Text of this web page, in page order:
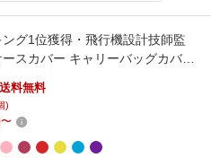
ング1位獲得・飛行機設計技師監
スカバー キャリーバッグカバー
しゃれ 伸縮 大 持ち運び ラゲッ
いサイズ トランクカバー 1000円
料
送料無料
)
〜